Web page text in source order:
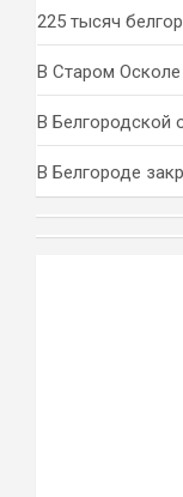
225 тысяч
В Старом
В Белгородской
В Белгороде